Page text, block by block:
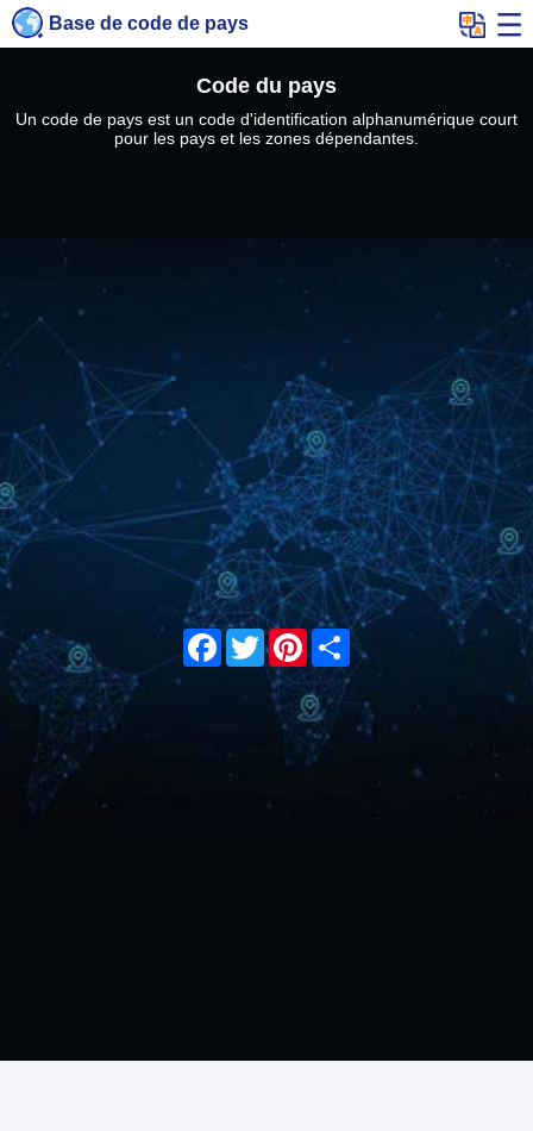
Base de code de pays
Code du pays
Un code de pays est un code d'identification alphanumérique court
pour les pays et les zones dépendantes.
Facebook
TwitterPinterest
Share